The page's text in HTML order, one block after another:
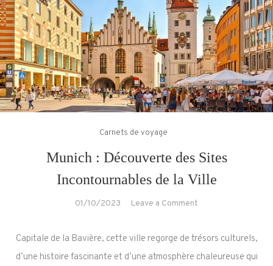
Carnets de voyage
Munich : Découverte des Sites
Incontournables de la Ville
01/10/2023 Leave a Comment
Capitale de la Bavière, cette ville regorge de trésors culturels,
d’une histoire fascinante et d’une atmosphère chaleureuse qui